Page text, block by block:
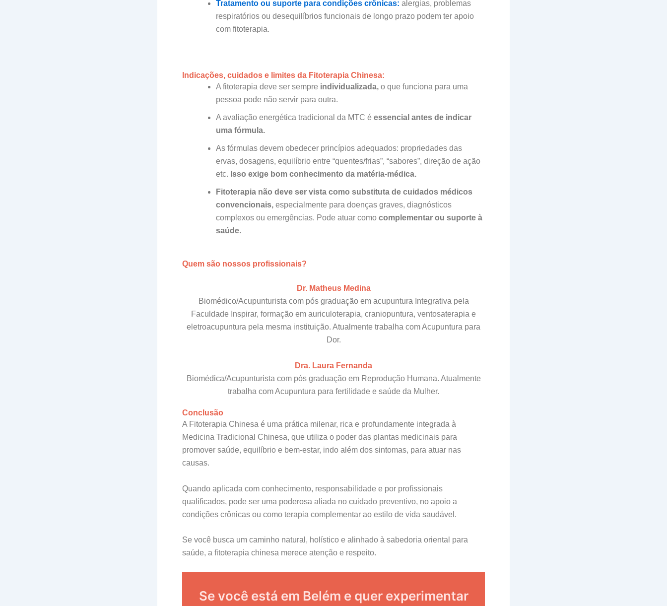
Tratamento ou suporte para condições crônicas: alergias, problemas
respiratórios ou desequilíbrios funcionais de longo prazo podem ter apoio
com fitoterapia.
Indicações, cuidados e limites da Fitoterapia Chinesa:
A fitoterapia deve ser sempre individualizada, o que funciona para uma
pessoa pode não servir para outra.
A avaliação energética tradicional da MTC é essencial antes de indicar
uma fórmula.
As fórmulas devem obedecer princípios adequados: propriedades das
ervas, dosagens, equilíbrio entre “quentes/frias”, “sabores”, direção de ação
etc. Isso exige bom conhecimento da matéria-médica.
Fitoterapia não deve ser vista como substituta de cuidados médicos
convencionais, especialmente para doenças graves, diagnósticos
complexos ou emergências. Pode atuar como complementar ou suporte à
saúde.
Quem são nossos profissionais?
Dr. Matheus Medina
Biomédico/Acupunturista com pós graduação em acupuntura Integrativa pela
Faculdade Inspirar, formação em auriculoterapia, craniopuntura, ventosaterapia e
eletroacupuntura pela mesma instituição. Atualmente trabalha com Acupuntura para
Dor.
Dra. Laura Fernanda
Biomédica/Acupunturista com pós graduação em Reprodução Humana. Atualmente
trabalha com Acupuntura para fertilidade e saúde da Mulher.
Conclusão
A Fitoterapia Chinesa é uma prática milenar, rica e profundamente integrada à
Medicina Tradicional Chinesa, que utiliza o poder das plantas medicinais para
promover saúde, equilíbrio e bem-estar, indo além dos sintomas, para atuar nas
causas.
Quando aplicada com conhecimento, responsabilidade e por profissionais
qualificados, pode ser uma poderosa aliada no cuidado preventivo, no apoio a
condições crônicas ou como terapia complementar ao estilo de vida saudável.
Se você busca um caminho natural, holístico e alinhado à sabedoria oriental para
saúde, a fitoterapia chinesa merece atenção e respeito.
Se você está em Belém e quer experimentar